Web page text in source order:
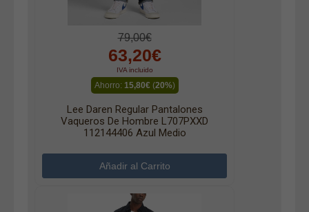
79,00€
63,20€
IVA incluido
Ahorro: 15,80€(20%)
Lee Daren Regular Pantalones
Vaqueros De Hombre L707PXXD
112144406 Azul Medio